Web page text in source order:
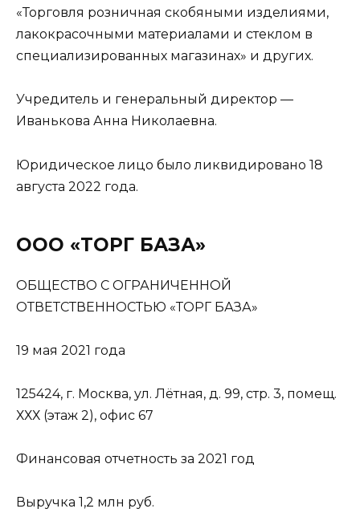
«Торговля розничная скобяными изделиями,
лакокрасочными материалами и стеклом в
специализированных магазинах» и других.
Учредитель и генеральный директор —
Иванькова Анна Николаевна.
Юридическое лицо было ликвидировано 18
августа 2022 года.
ООО «ТОРГ БАЗА»
ОБЩЕСТВО С ОГРАНИЧЕННОЙ
ОТВЕТСТВЕННОСТЬЮ «ТОРГ БАЗА»
19 мая 2021 года
125424, г. Москва, ул. Лётная, д. 99, стр. 3, помещ.
ХХХ (этаж 2), офис 67
Финансовая отчетность за 2021 год
Выручка 1,2 млн руб.